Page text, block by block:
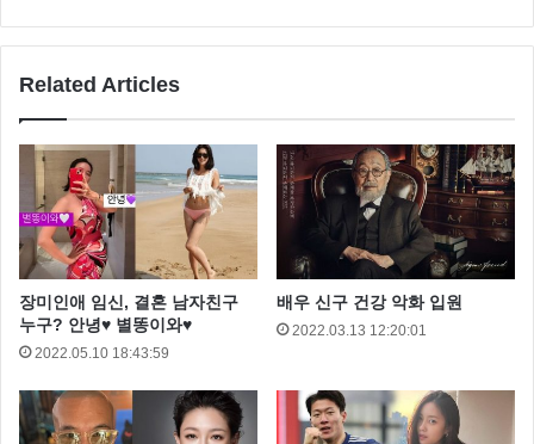
또한 류준열은 지난 1월 16일 아무런 설명없이 한장의
사진을 인스타그램을 통해 올렸는데요
바로 ‘응답하라1988’ 에서 류준열 혜리가 마주보고 누워
Related Articles
장미인애 임신, 결혼 남자친구
누구? 안녕♥ 별똥이와♥
2022.05.10 18:43:59
배우 신구 건강 악화 입원
2022.03.13 12:20:01